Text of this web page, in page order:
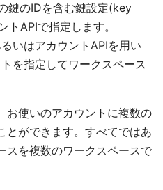
鍵のIDを含む鍵設定(key
APIで指定します。
いはアカウントAPIを用い
を指定してワークスペース
お使いのアカウントに複数の
とができます。すべてではあ
スを複数のワークスペースで